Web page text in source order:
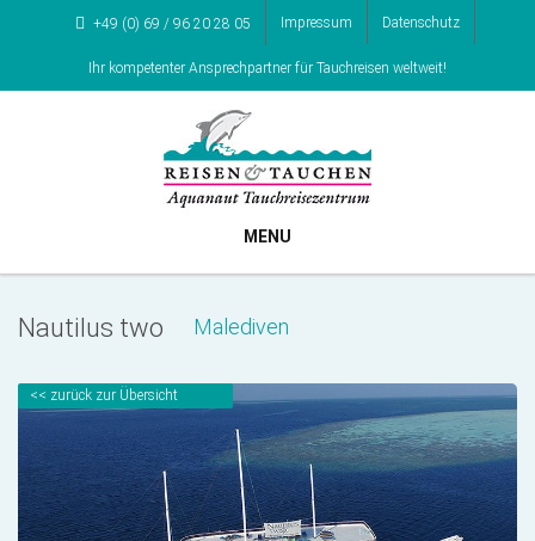
+49 (0) 69 / 96 20 28 05 Impressum Datenschutz
Ihr kompetenter Ansprechpartner für Tauchreisen weltweit!
MENU
Nautilus two Malediven
<< zurück zur Übersicht